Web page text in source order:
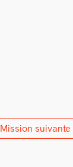
Mission suivante